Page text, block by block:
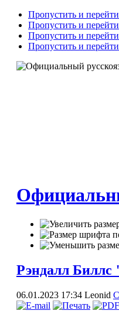
Пропустить и
Пропустить и
Пропустить и
Пропустить и
Рэндалл
06.01.2023 17:34 Leonid